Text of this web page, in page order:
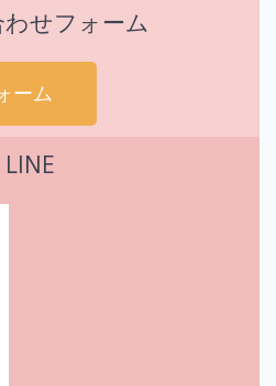
せフォーム
ーム
LINE